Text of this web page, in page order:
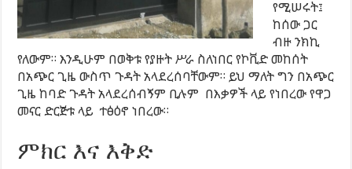
የሚሠሩት፤
ከሰው ጋር
ብዙ ንክኪ
የለውም። እንዲሁም በወቅቱ የያዙት ሥራ ስለነበር የኮቪድ መከሰት
በአጭር ጊዜ ውስጥ ጉዳት አላደረሰባቸውም። ይህ ማለት ግን በአጭር
ጊዜ ከባድ ጉዳት አላደረሰብኝም ቢሉም በእቃዎች ላይ የነበረው የዋጋ
መናር ድርጅቱ ላይ ተፅዕኖ ነበረው።
ምክር እና እቅድ